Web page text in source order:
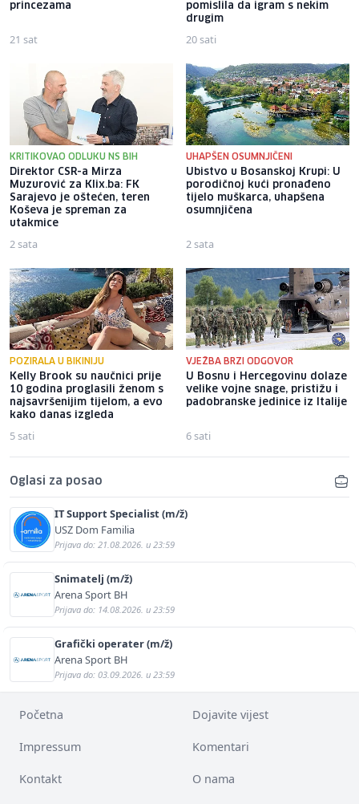
princezama
21 sat
pomislila da igram s nekim
drugim
20 sati
KRITIKOVAO ODLUKU NS BIH
Direktor CSR-a Mirza
Muzurović za Klix.ba: FK
Sarajevo je oštećen, teren
Koševa je spreman za
utakmice
2 sata
UHAPŠEN OSUMNJIČENI
Ubistvo u Bosanskoj Krupi: U
porodičnoj kući pronađeno
tijelo muškarca, uhapšena
osumnjičena
2 sata
POZIRALA U BIKINIJU
Kelly Brook su naučnici prije
10 godina proglasili ženom s
najsavršenijim tijelom, a evo
kako danas izgleda
5 sati
VJEŽBA BRZI ODGOVOR
U Bosnu i Hercegovinu dolaze
velike vojne snage, pristižu i
padobranske jedinice iz Italije
6 sati
Oglasi za posao
IT Support Specialist (m/ž)
USZ Dom Familia
Prijava do: 21.08.2026. u 23:59
Snimatelj (m/ž)
Arena Sport BH
Prijava do: 14.08.2026. u 23:59
Grafički operater (m/ž)
Arena Sport BH
Prijava do: 03.09.2026. u 23:59
Početna Dojavite vijest
Impressum Komentari
Kontakt O nama